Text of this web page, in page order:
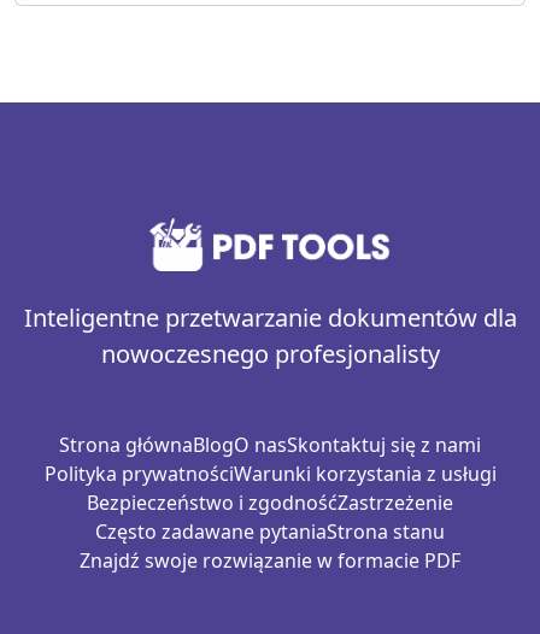
Inteligentne przetwarzanie dokumentów dla
nowoczesnego profesjonalisty
Strona głównaBlogO nasSkontaktuj się z nami
Polityka prywatnościWarunki korzystania z usługi
Bezpieczeństwo i zgodnośćZastrzeżenie
Często zadawane pytaniaStrona stanu
Znajdź swoje rozwiązanie w formacie PDF